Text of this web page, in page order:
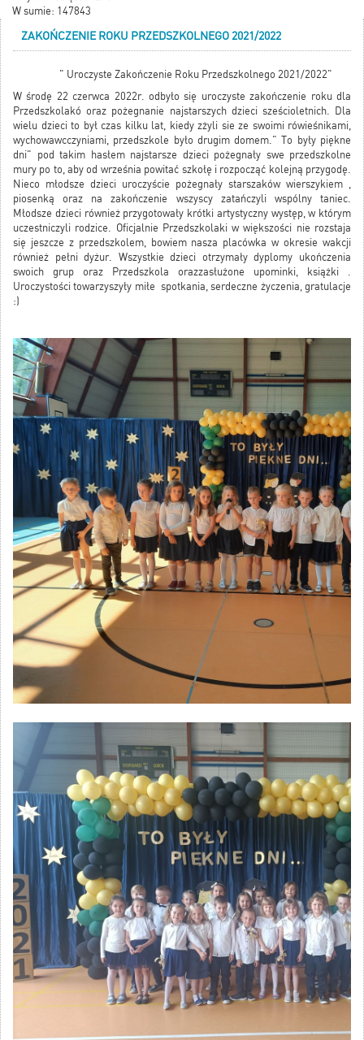
W sumie: 147843
ZAKOŃCZENIE ROKU PRZEDSZKOLNEGO 2021/2022
" Uroczyste Zakończenie Roku Przedszkolnego 2021/2022"
W środę 22 czerwca 2022r. odbyło się uroczyste zakończenie roku dla
Przedszkolakó oraz pożegnanie najstarszych dzieci sześcioletnich. Dla
wielu dzieci to był czas kilku lat, kiedy zżyli sie ze swoimi rówieśnikami,
wychowawcczyniami, przedszkole było drugim domem." To były piękne
dni" pod takim hasłem najstarsze dzieci pożegnały swe przedszkolne
mury po to, aby od września powitać szkołę i rozpocząć kolejną przygodę.
Nieco młodsze dzieci uroczyście pożegnały starszaków wierszykiem ,
piosenką oraz na zakończenie wszyscy zatańczyli wspólny taniec.
Młodsze dzieci również przygotowały krótki artystyczny występ, w którym
uczestniczyli rodzice. Oficjalnie Przedszkolaki w większości nie rozstaja
się jeszcze z przedszkolem, bowiem nasza placówka w okresie wakcji
również pełni dyżur. Wszystkie dzieci otrzymały dyplomy ukończenia
swoich grup oraz Przedszkola orazzasłużone upominki, książki .
Uroczystości towarzyszyły miłe spotkania, serdeczne życzenia, gratulacje
:)